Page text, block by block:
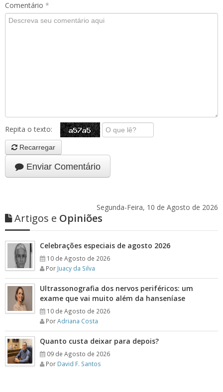
Comentário *
Repita o texto:
Recarregar
Enviar Comentário
Segunda-Feira, 10 de Agosto de 2026
Artigos e Opiniões
Celebrações especiais de agosto 2026
10 de Agosto de 2026
Por Juacy da Silva
Ultrassonografia dos nervos periféricos: um
exame que vai muito além da hanseníase
10 de Agosto de 2026
PorAdriana Costa
Quanto custa deixar para depois?
09 de Agosto de 2026
Por David F. Santos